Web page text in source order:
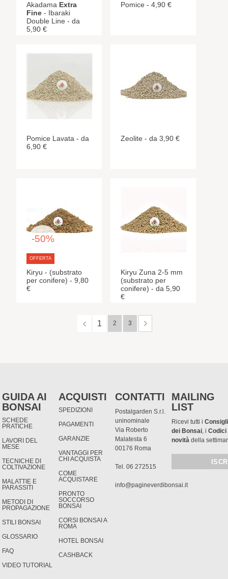
Akadama Extra
Fine - Ibaraki
Double Line - da
5,90 €
Pomice - 4,90 €
Pomice Lavata - da
6,90 €
Zeolite - da 3,90 €
OFFERTA
-50%
Kiryu - (substrato
per conifere) - 9,80
€
Kiryu Zuna 2-5 mm
(substrato per
conifere) - da 5,90
€
1 2 3
GUIDA AI
BONSAI
SCHEDE
PRATICHE
LAVORI DEL
MESE
TECNICHE DI
COLTIVAZIONE
MALATTIE E
PARASSITI
METODI DI
PROPAGAZIONE
STILI BONSAI
GLOSSARIO
FAQ
VIDEO TUTORIAL
ACQUISTI
SPEDIZIONI
PAGAMENTI
GARANZIE
VANTAGGI PER
CHI ACQUISTA
COME
ACQUISTARE
PRONTO
SOCCORSO
BONSAI
CORSI BONSAI A
ROMA
HOTEL BONSAI
CASHBACK
CONTATTI
Postalgarden S.r.l.
uninominale
Via Roberto
Malatesta 6
00176 Roma
Tel. 06 272515
info@pagineverdibonsai.it
MAILING
LIST
Ricevi tutti i
dei Bonsai, iCodici
novità della